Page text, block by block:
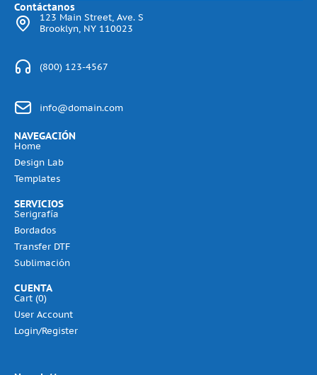
Contáctanos
123 Main Street, Ave. S
Brooklyn, NY 110023
(800) 123-4567
info@domain.com
NAVEGACIÓN
Home
Design Lab
Templates
SERVICIOS
Serigrafía
Bordados
Transfer DTF
Sublimación
CUENTA
Cart (0)
User Account
Login/Register